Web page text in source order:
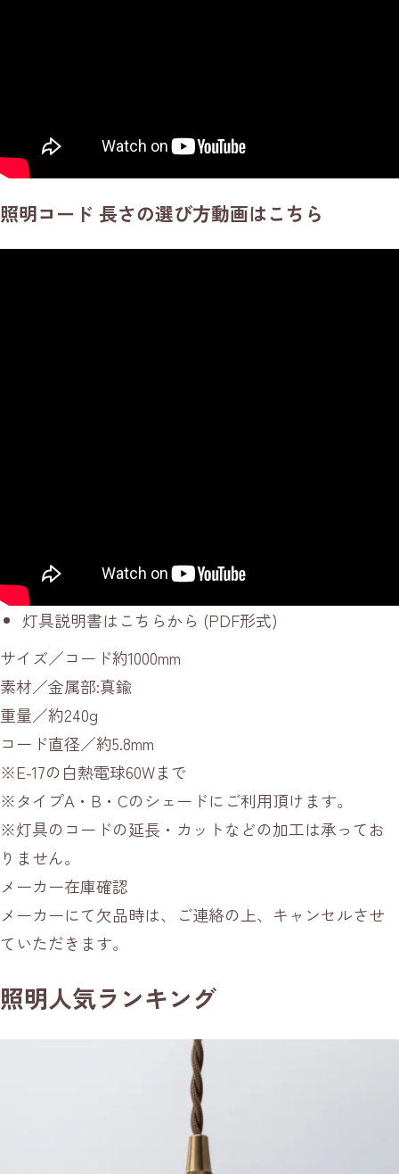
照明コード 長さの選び方動画はこちら
灯具説明書はこちらから (PDF形式)
サイズ／コード約1000mm
素材／金属部:真鍮
重量／約240g
コード直径／約5.8mm
※E-17の白熱電球60Wまで
※タイプA・B・Cのシェードにご利用頂けます。
※灯具のコードの延長・カットなどの加工は承ってお
りません。
メーカー在庫確認
メーカーにて欠品時は、ご連絡の上、キャンセルさせ
ていただきます。
照明人気ランキング